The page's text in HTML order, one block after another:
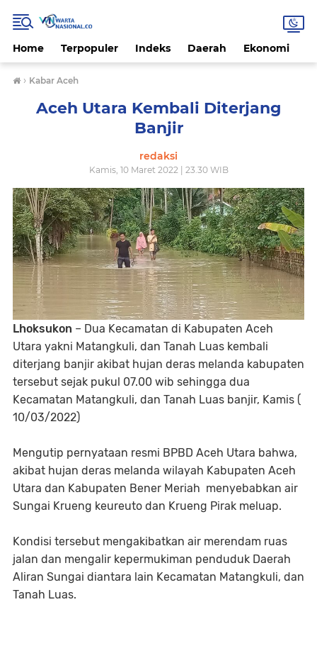
Home Terpopuler Indeks Daerah Ekonomi
› Kabar Aceh
Aceh Utara Kembali Diterjang
Banjir
redaksi
Kamis, 10 Maret 2022 | 23.30 WIB
Lhoksukon – Dua Kecamatan di Kabupaten Aceh
Utara yakni Matangkuli, dan Tanah Luas kembali
diterjang banjir akibat hujan deras melanda kabupaten
tersebut sejak pukul 07.00 wib sehingga dua
Kecamatan Matangkuli, dan Tanah Luas banjir, Kamis (
10/03/2022)
Mengutip pernyataan resmi BPBD Aceh Utara bahwa,
akibat hujan deras melanda wilayah Kabupaten Aceh
Utara dan Kabupaten Bener Meriah menyebabkan air
Sungai Krueng keureuto dan Krueng Pirak meluap.
Kondisi tersebut mengakibatkan air merendam ruas
jalan dan mengalir kepermukiman penduduk Daerah
Aliran Sungai diantara lain Kecamatan Matangkuli, dan
Tanah Luas.